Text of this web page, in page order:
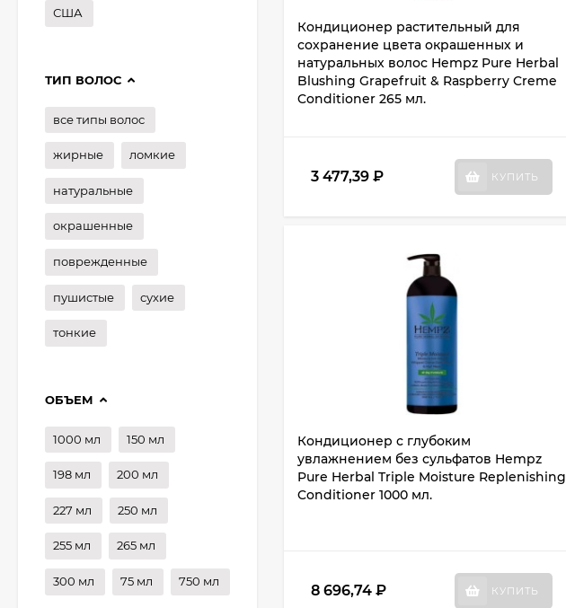
Кондиционер растительный для
сохранение цвета окрашенных и
натуральных волос Hempz Pure Herbal
Blushing Grapefruit & Raspberry Creme
Conditioner 265 мл.
3 477,39 ₽ КУПИТЬ
Кондиционер с глубоким
увлажнением без сульфатов Hempz
Pure Herbal Triple Moisture Replenishing
Conditioner 1000 мл.
8 696,74 ₽ КУПИТЬ
США
ТИП ВОЛОС
все типы волос
жирные ломкие
натуральные
окрашенные
поврежденные
пушистые сухие
тонкие
ОБЪЕМ
1000 мл 150 мл
198 мл 200 мл
227 мл 250 мл
255 мл 265 мл
300 мл 75 мл 750 мл